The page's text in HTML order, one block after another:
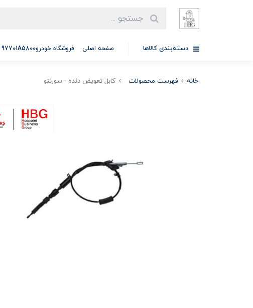
دسته‌بندی کالاها صفحه اصلی فروشگاه خودرو97701A5800
خانه فهرست محصولات کابل تعویض دنده - سورنتو